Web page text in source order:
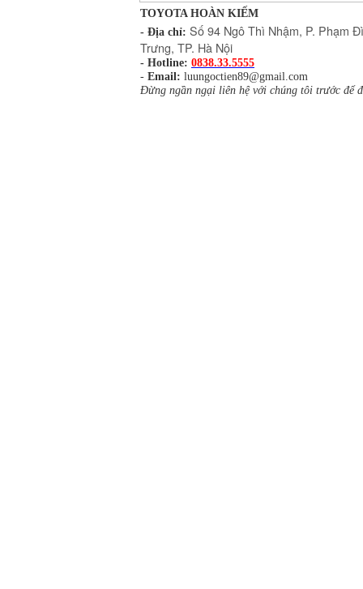
TOYOTA HOÀN KIẾM
- Địa chỉ: Số 94 Ngô Thì Nhậm, P. Phạm
Trưng, TP. Hà Nội
- Hotline: 0838.33.5555
- Email: luungoctien89@gmail.com
Đừng ngần ngại liên hệ với chúng tôi trước để